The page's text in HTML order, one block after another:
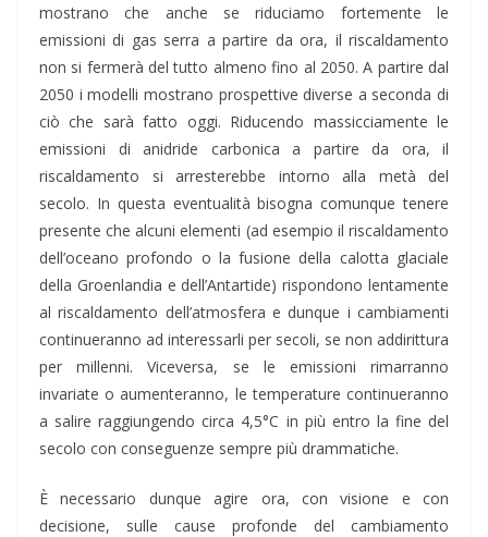
mostrano che anche se riduciamo fortemente le
emissioni di gas serra a partire da ora, il riscaldamento
non si fermerà del tutto almeno fino al 2050. A partire dal
2050 i modelli mostrano prospettive diverse a seconda di
ciò che sarà fatto oggi. Riducendo massicciamente le
emissioni di anidride carbonica a partire da ora, il
riscaldamento si arresterebbe intorno alla metà del
secolo. In questa eventualità bisogna comunque tenere
presente che alcuni elementi (ad esempio il riscaldamento
dell’oceano profondo o la fusione della calotta glaciale
della Groenlandia e dell’Antartide) rispondono lentamente
al riscaldamento dell’atmosfera e dunque i cambiamenti
continueranno ad interessarli per secoli, se non addirittura
per millenni. Viceversa, se le emissioni rimarranno
invariate o aumenteranno, le temperature continueranno
a salire raggiungendo circa 4,5°C in più entro la fine del
secolo con conseguenze sempre più drammatiche.
È necessario dunque agire ora, con visione e con
decisione, sulle cause profonde del cambiamento